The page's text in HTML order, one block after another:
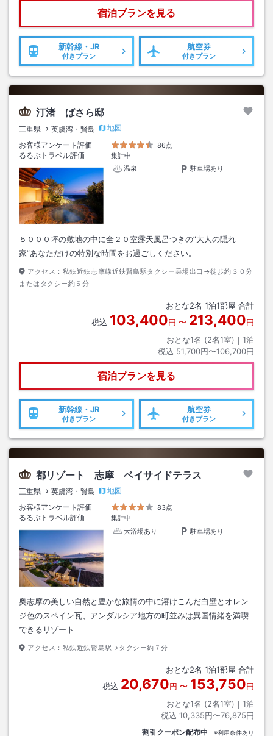
宿泊プランを見る
新幹線・JR
付きプラン
航空券
付きプラン
汀渚 ばさら邸
三重県 英虞湾・賢島
地図
お客様アンケート評価
86点
るるぶトラベル評価
集計中
温泉
駐車場あり
５０００坪の敷地の中に全２０室露天風呂つきの”大人の隠れ
家”あなただけの特別な時間をお過ごしください。
アクセス： 私鉄近鉄志摩線近鉄賢島駅タクシー乗場出口→徒歩約３０分
またはタクシー約５分
おとな2名 1泊1部屋 合計
税込 103,400円 〜 213,400円
おとな1名 (2名1室)｜ 1泊
税込 51,700円〜106,700円
宿泊プランを見る
新幹線・JR
付きプラン
航空券
付きプラン
都リゾート 志摩 ベイサイドテラス
三重県 英虞湾・賢島
地図
お客様アンケート評価
83点
るるぶトラベル評価
集計中
大浴場あり
駐車場あり
奥志摩の美しい自然と豊かな旅情の中に溶けこんだ白壁とオレン
ジ色のスペイン瓦、アンダルシア地方の町並みは異国情緒を満喫
できるリゾート
アクセス： 私鉄近鉄賢島駅→タクシー約７分
おとな2名 1泊1部屋 合計
税込 20,670円 〜 153,750円
おとな1名 (2名1室)｜ 1泊
税込 10,335円〜76,875円
割引クーポン配布中 ※利用条件あり